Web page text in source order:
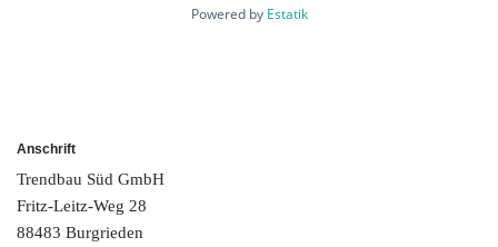
Powered by Estatik
Anschrift
Trendbau Süd GmbH
Fritz-Leitz-Weg 28
88483 Burgrieden